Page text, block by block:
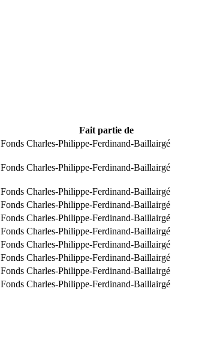
Fait partie de
Fonds Charles-Philippe-Ferdinand-Baillairgé
Fonds Charles-Philippe-Ferdinand-Baillairgé
Fonds Charles-Philippe-Ferdinand-Baillairgé
Fonds Charles-Philippe-Ferdinand-Baillairgé
Fonds Charles-Philippe-Ferdinand-Baillairgé
Fonds Charles-Philippe-Ferdinand-Baillairgé
Fonds Charles-Philippe-Ferdinand-Baillairgé
Fonds Charles-Philippe-Ferdinand-Baillairgé
Fonds Charles-Philippe-Ferdinand-Baillairgé
Fonds Charles-Philippe-Ferdinand-Baillairgé